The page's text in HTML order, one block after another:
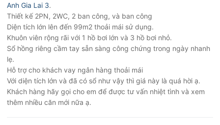
Anh Gia Lai 3.
Thiết kế 2PN, 2WC, 2 ban công, và ban công
Diện tích lớn lên đến 99m2 thoải mái sử dụng.
Khuôn viên rộng rãi với 1 hồ bơi lớn và 3 hồ bơi nhỏ.
Sổ hồng riêng cầm tay sẵn sàng công chứng trong ngày nhanh
lẹ.
Hỗ trợ cho khách vay ngân hàng thoải mái
Với diện tích lớn và đã có sổ như vậy thì giá này là quá hời ạ.
Khách hàng hãy gọi cho em để được tư vấn nhiệt tình và xem
thêm nhiều căn mới nữa ạ.